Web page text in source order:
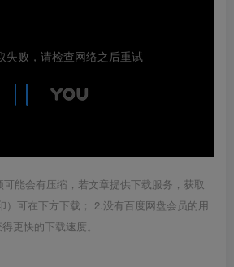
能会有压缩，若文章提供下载服务，获取
）可在下方下载； 2.没有百度网盘会员的用
更快的下载速度。